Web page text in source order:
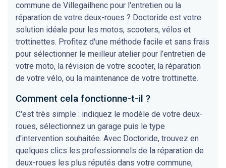
commune de Villegailhenc pour l'entretien ou la
réparation de votre deux-roues ? Doctoride est votre
solution idéale pour les motos, scooters, vélos et
trottinettes. Profitez d'une méthode facile et sans frais
pour sélectionner le meilleur atelier pour l’entretien de
votre moto, la révision de votre scooter, la réparation
de votre vélo, ou la maintenance de votre trottinette.
Comment cela fonctionne-t-il ?
C'est très simple : indiquez le modèle de votre deux-
roues, sélectionnez un garage puis le type
d'intervention souhaitée. Avec Doctoride, trouvez en
quelques clics les professionnels de la réparation de
deux-roues les plus réputés dans votre commune,